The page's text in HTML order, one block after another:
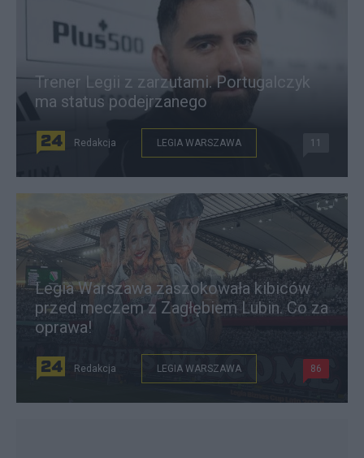
Trener Legii z zarzutami. Portugalczyk
ma status podejrzanego
Redakcja LEGIA WARSZAWA 11
Legia Warszawa zaszokowała kibiców
przed meczem z Zagłębiem Lubin. Co za
oprawa!
Redakcja LEGIA WARSZAWA 86